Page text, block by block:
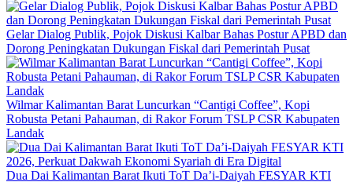
Gelar Dialog Publik, Pojok Diskusi Kalbar Bahas Postur APBD dan
Dorong Peningkatan Dukungan Fiskal dari Pemerintah Pusat
Wilmar Kalimantan Barat Luncurkan “Cantigi Coffee”, Kopi
Robusta Petani Pahauman, di Rakor Forum TSLP CSR Kabupaten
Landak
Dua Dai Kalimantan Barat Ikuti ToT Da’i-Daiyah FESYAR KTI